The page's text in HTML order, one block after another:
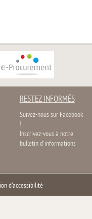
RESTEZ INFORMÉS
Suivez-nous sur Facebook
!
Inscrivez-vous à notre
bulletin d'informations
d'accessibilité